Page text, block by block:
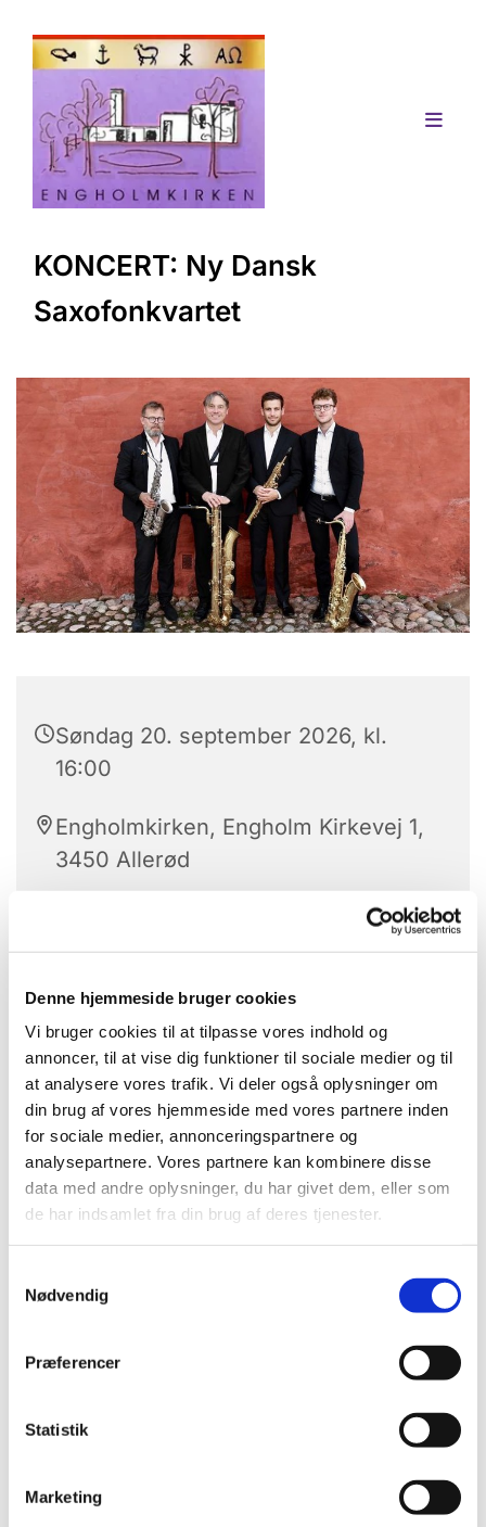
Denne hjemmeside bruger cookies
Vi bruger cookies til at tilpasse vores indhold og
annoncer, til at vise dig funktioner til sociale medier og til
at analysere vores trafik. Vi deler også oplysninger om
din brug af vores hjemmeside med vores partnere inden
for sociale medier, annonceringspartnere og
analysepartnere. Vores partnere kan kombinere disse
data med andre oplysninger, du har givet dem, eller som
de har indsamlet fra din brug af deres tjenester.
Nødvendig
Præferencer
Statistik
Marketing
KONCERT: Ny Dansk
Saxofonkvartet
Søndag 20. september 2026, kl.
16:00
Engholmkirken, Engholm Kirkevej 1,
3450 Allerød
Du vil måske også kunne